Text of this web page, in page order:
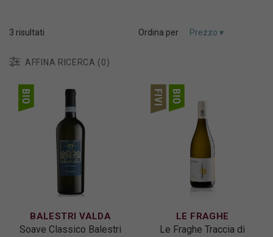
3 risultati Ordina per
AFFINA RICERCA (0)
BALESTRI VALDA
Soave Classico Balestri
LE FRAGHE
Le Fraghe Traccia di